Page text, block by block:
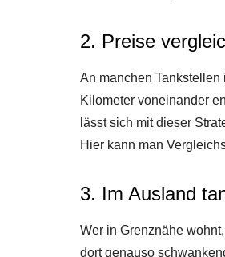
2. Preise
An manchen
Kilometer voneinander
lässt sich mit dieser
Hier kann man
3. Im Ausland
Wer in Grenznähe
dort genauso